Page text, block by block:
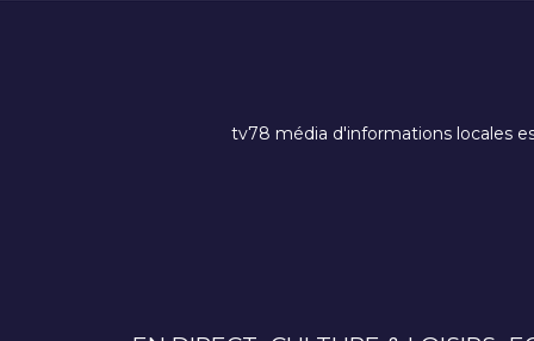
tv78 média d'informations locales